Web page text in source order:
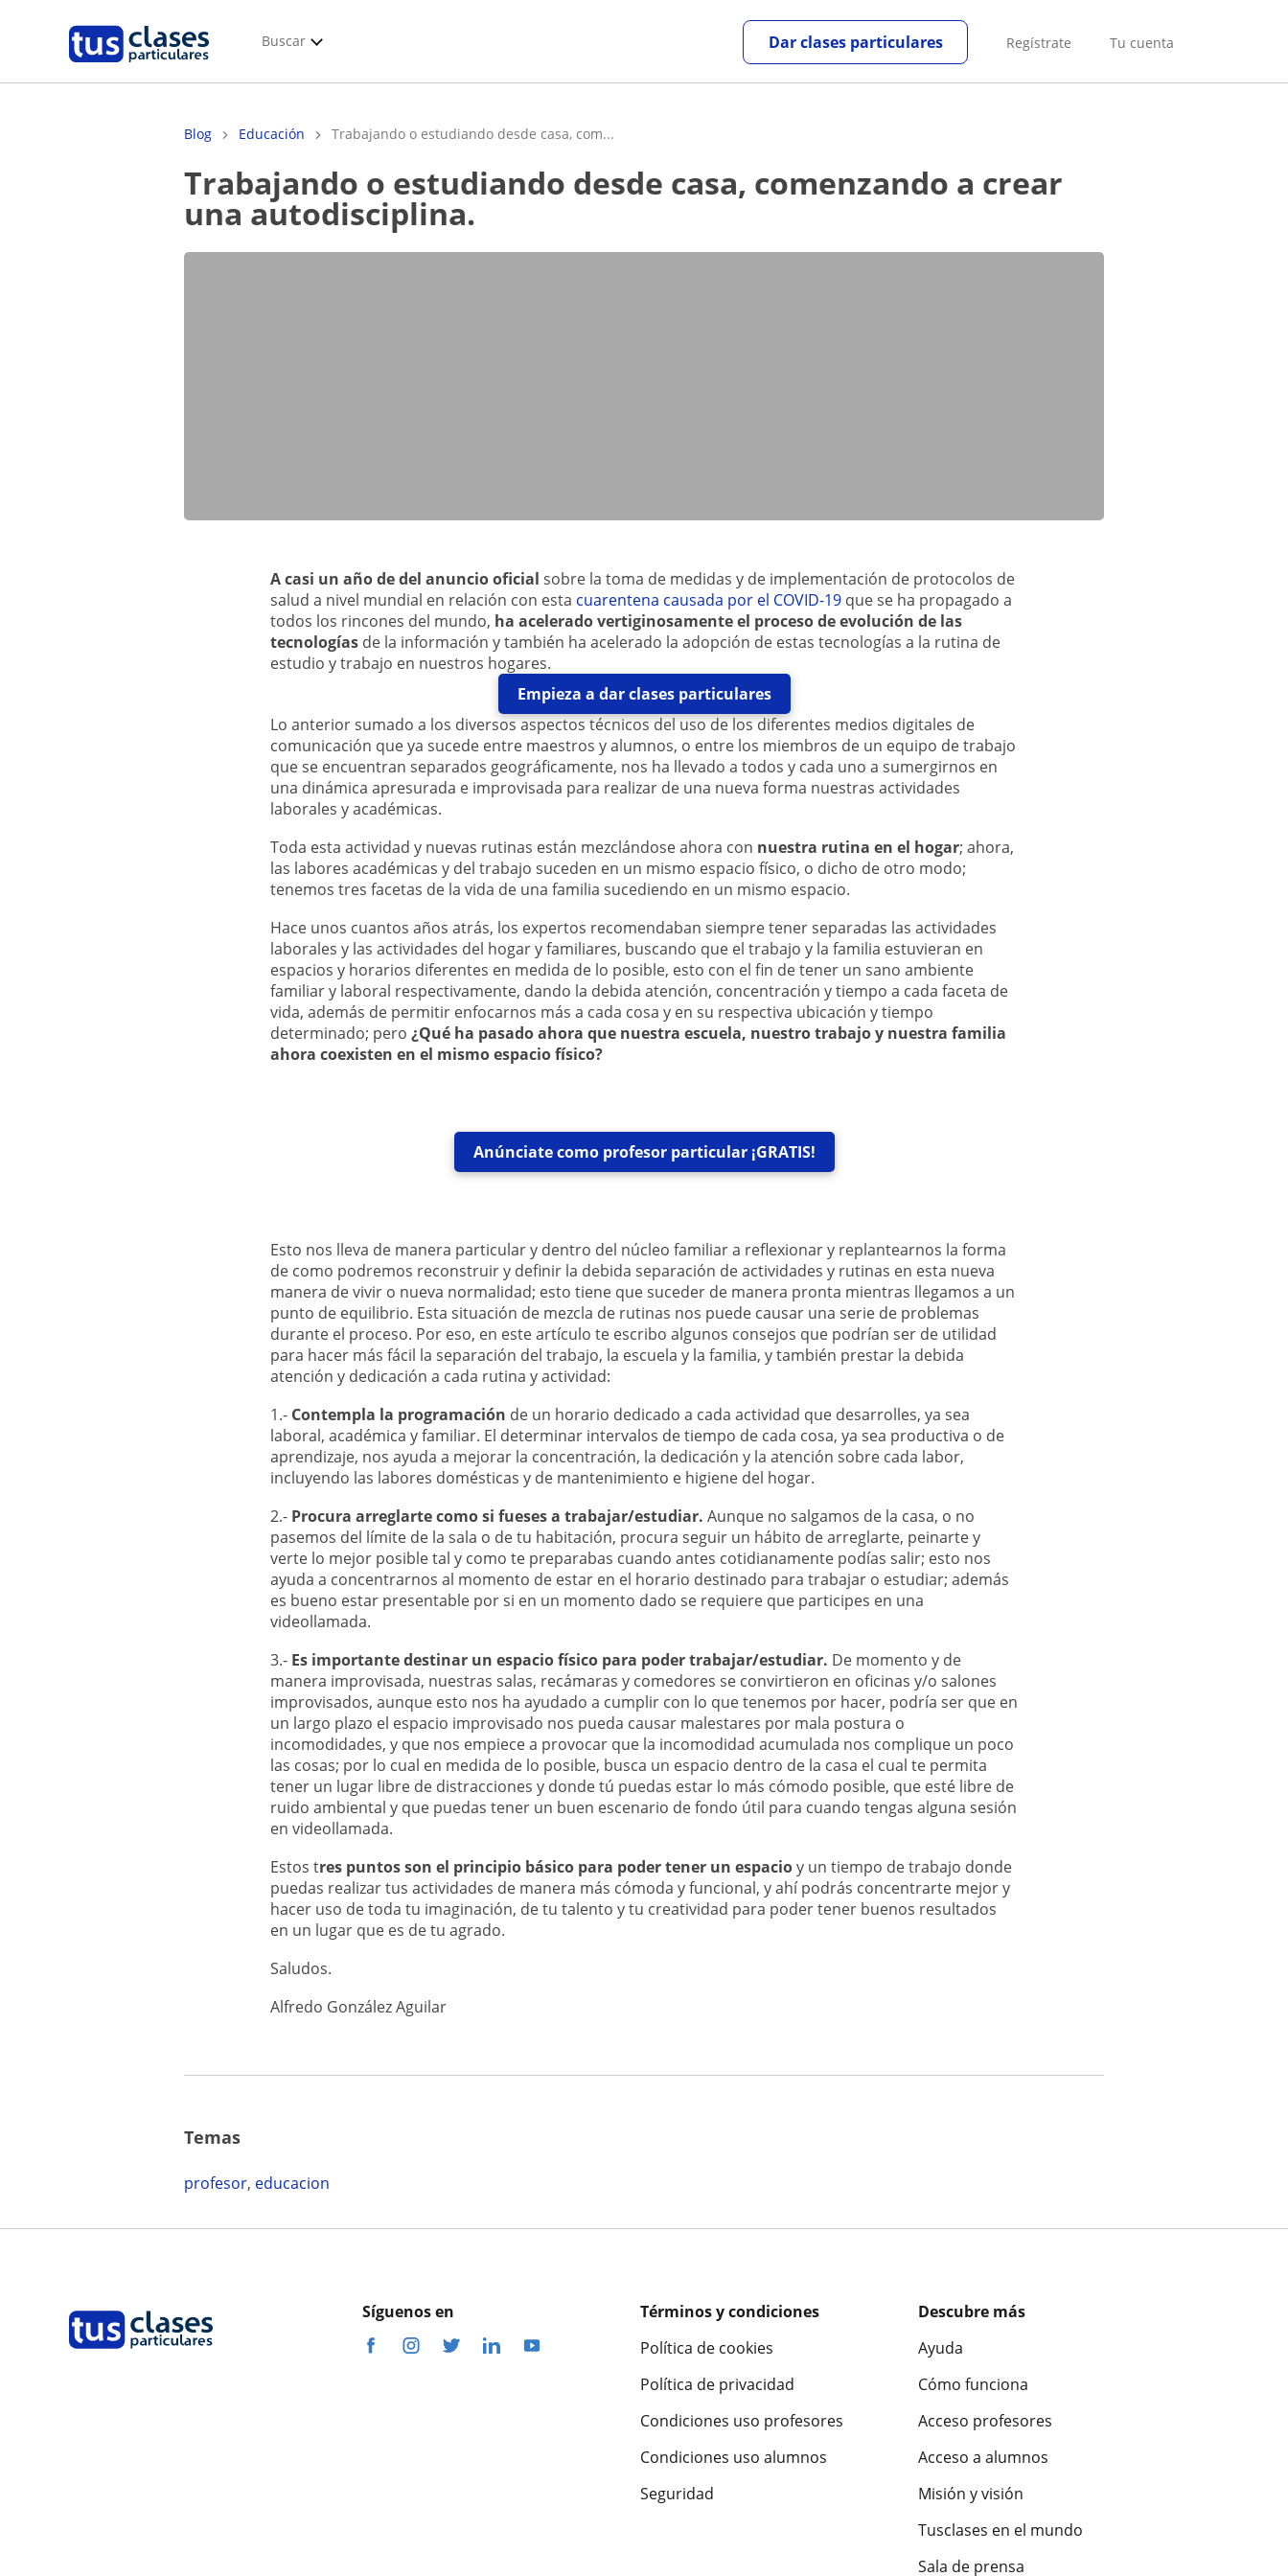
Buscar Regístrate Tu cuenta
Dar clases particulares
Blog Educación Trabajando o estudiando desde casa, com...
Trabajando o estudiando desde casa, comenzando a crear
una autodisciplina.
A casi un año de del anuncio oficial sobre la toma de medidas y de implementación de protocolos de
salud a nivel mundial en relación con esta cuarentena causada por el COVID-19 que se ha propagado a
todos los rincones del mundo, ha acelerado vertiginosamente el proceso de evolución de las
tecnologías de la información y también ha acelerado la adopción de estas tecnologías a la rutina de
estudio y trabajo en nuestros hogares.
Empieza a dar clases particulares
Lo anterior sumado a los diversos aspectos técnicos del uso de los diferentes medios digitales de
comunicación que ya sucede entre maestros y alumnos, o entre los miembros de un equipo de trabajo
que se encuentran separados geográficamente, nos ha llevado a todos y cada uno a sumergirnos en
una dinámica apresurada e improvisada para realizar de una nueva forma nuestras actividades
laborales y académicas.
Toda esta actividad y nuevas rutinas están mezclándose ahora con nuestra rutina en el hogar; ahora,
las labores académicas y del trabajo suceden en un mismo espacio físico, o dicho de otro modo;
tenemos tres facetas de la vida de una familia sucediendo en un mismo espacio.
Hace unos cuantos años atrás, los expertos recomendaban siempre tener separadas las actividades
laborales y las actividades del hogar y familiares, buscando que el trabajo y la familia estuvieran en
espacios y horarios diferentes en medida de lo posible, esto con el fin de tener un sano ambiente
familiar y laboral respectivamente, dando la debida atención, concentración y tiempo a cada faceta de
vida, además de permitir enfocarnos más a cada cosa y en su respectiva ubicación y tiempo
determinado; pero ¿Qué ha pasado ahora que nuestra escuela, nuestro trabajo y nuestra familia
ahora coexisten en el mismo espacio físico?
Anúnciate como profesor particular ¡GRATIS!
Esto nos lleva de manera particular y dentro del núcleo familiar a reflexionar y replantearnos la forma
de como podremos reconstruir y definir la debida separación de actividades y rutinas en esta nueva
manera de vivir o nueva normalidad; esto tiene que suceder de manera pronta mientras llegamos a un
punto de equilibrio. Esta situación de mezcla de rutinas nos puede causar una serie de problemas
durante el proceso. Por eso, en este artículo te escribo algunos consejos que podrían ser de utilidad
para hacer más fácil la separación del trabajo, la escuela y la familia, y también prestar la debida
atención y dedicación a cada rutina y actividad:
1.- Contempla la programación de un horario dedicado a cada actividad que desarrolles, ya sea
laboral, académica y familiar. El determinar intervalos de tiempo de cada cosa, ya sea productiva o de
aprendizaje, nos ayuda a mejorar la concentración, la dedicación y la atención sobre cada labor,
incluyendo las labores domésticas y de mantenimiento e higiene del hogar.
2.- Procura arreglarte como si fueses a trabajar/estudiar. Aunque no salgamos de la casa, o no
pasemos del límite de la sala o de tu habitación, procura seguir un hábito de arreglarte, peinarte y
verte lo mejor posible tal y como te preparabas cuando antes cotidianamente podías salir; esto nos
ayuda a concentrarnos al momento de estar en el horario destinado para trabajar o estudiar; además
es bueno estar presentable por si en un momento dado se requiere que participes en una
videollamada.
3.- Es importante destinar un espacio físico para poder trabajar/estudiar. De momento y de
manera improvisada, nuestras salas, recámaras y comedores se convirtieron en oficinas y/o salones
improvisados, aunque esto nos ha ayudado a cumplir con lo que tenemos por hacer, podría ser que en
un largo plazo el espacio improvisado nos pueda causar malestares por mala postura o
incomodidades, y que nos empiece a provocar que la incomodidad acumulada nos complique un poco
las cosas; por lo cual en medida de lo posible, busca un espacio dentro de la casa el cual te permita
tener un lugar libre de distracciones y donde tú puedas estar lo más cómodo posible, que esté libre de
ruido ambiental y que puedas tener un buen escenario de fondo útil para cuando tengas alguna sesión
en videollamada.
Estos tres puntos son el principio básico para poder tener un espacioy un tiempo de trabajo donde
puedas realizar tus actividades de manera más cómoda y funcional, y ahí podrás concentrarte mejor y
hacer uso de toda tu imaginación, de tu talento y tu creatividad para poder tener buenos resultados
en un lugar que es de tu agrado.
Saludos.
Alfredo González Aguilar
Temas
profesor, educacion
Síguenos en
Términos y condiciones
Política de cookies
Política de privacidad
Condiciones uso profesores
Condiciones uso alumnos
Seguridad
Descubre más
Ayuda
Cómo funciona
Acceso profesores
Acceso a alumnos
Misión y visión
Tusclases en el mundo
Sala de prensa